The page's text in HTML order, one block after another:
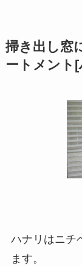
掃き出し窓
ートメント
ハナリはニチ
ます。